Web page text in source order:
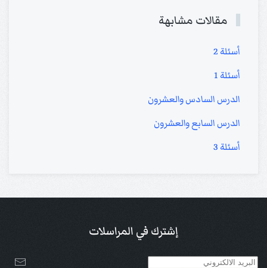
مقالات مشابهة
أسئلة 2
أسئلة 1
الدرس السادس والعشرون
الدرس السابع والعشرون
أسئلة 3
إشترك في المراسلات